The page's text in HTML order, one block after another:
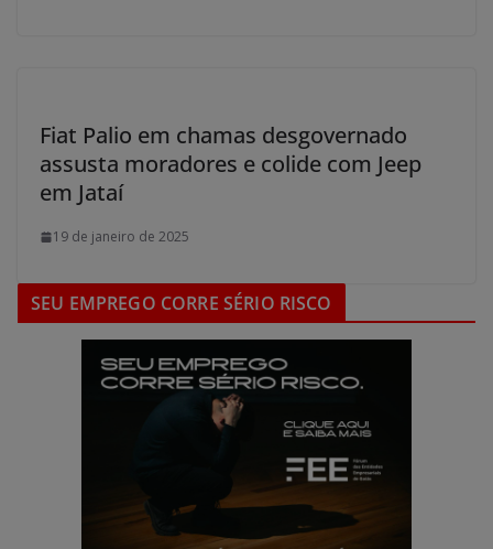
Fiat Palio em chamas desgovernado
assusta moradores e colide com Jeep
em Jataí
19 de janeiro de 2025
SEU EMPREGO CORRE SÉRIO RISCO